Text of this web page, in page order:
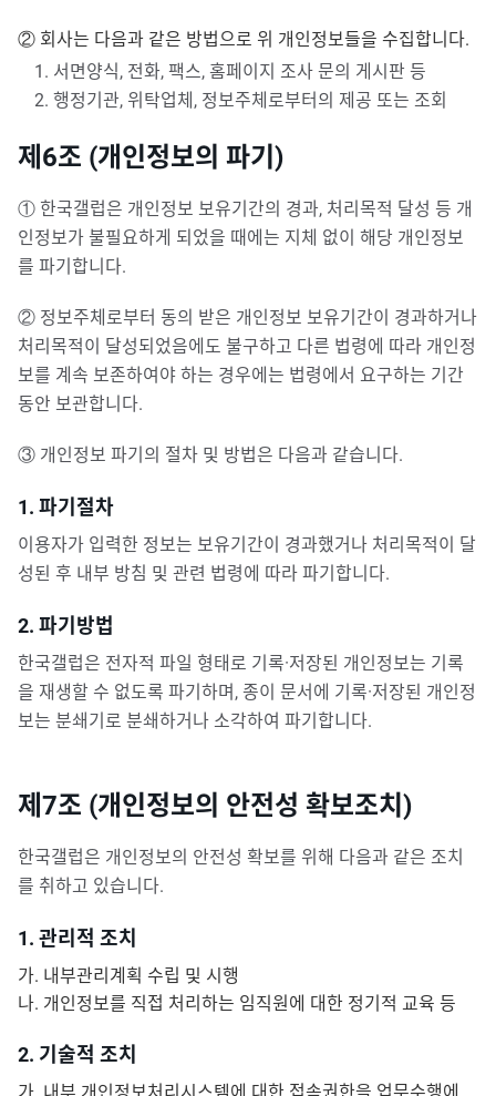
② 회사는 다음과 같은 방법으로 위 개인정보들을 수집합니다.
1. 서면양식, 전화, 팩스, 홈페이지 조사 문의 게시판 등
2. 행정기관, 위탁업체, 정보주체로부터의 제공 또는 조회
제6조 (개인정보의 파기)
① 한국갤럽은 개인정보 보유기간의 경과, 처리목적 달성 등 개
인정보가 불필요하게 되었을 때에는 지체 없이 해당 개인정보
를 파기합니다.
② 정보주체로부터 동의 받은 개인정보 보유기간이 경과하거나
처리목적이 달성되었음에도 불구하고 다른 법령에 따라 개인정
보를 계속 보존하여야 하는 경우에는 법령에서 요구하는 기간
동안 보관합니다.
③ 개인정보 파기의 절차 및 방법은 다음과 같습니다.
1. 파기절차
이용자가 입력한 정보는 보유기간이 경과했거나 처리목적이 달
성된 후 내부 방침 및 관련 법령에 따라 파기합니다.
2. 파기방법
한국갤럽은 전자적 파일 형태로 기록·저장된 개인정보는 기록
을 재생할 수 없도록 파기하며, 종이 문서에 기록·저장된 개인정
보는 분쇄기로 분쇄하거나 소각하여 파기합니다.
제7조 (개인정보의 안전성 확보조치)
한국갤럽은 개인정보의 안전성 확보를 위해 다음과 같은 조치
를 취하고 있습니다.
1. 관리적 조치
가. 내부관리계획 수립 및 시행
나. 개인정보를 직접 처리하는 임직원에 대한 정기적 교육 등
2. 기술적 조치